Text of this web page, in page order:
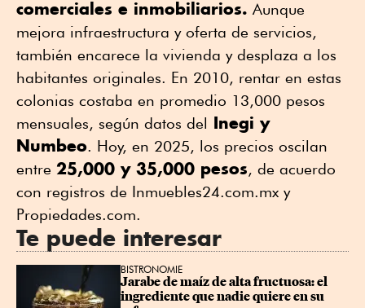
comerciales e inmobiliarios. Aunque
mejora infraestructura y oferta de servicios,
también encarece la vivienda y desplaza a los
habitantes originales. En 2010, rentar en estas
colonias costaba en promedio 13,000 pesos
mensuales, según datos del Inegi y
Numbeo. Hoy, en 2025, los precios oscilan
entre 25,000 y 35,000 pesos, de acuerdo
con registros de Inmuebles24.com.mx y
Propiedades.com.
Te puede interesar
BISTRONOMIE
Jarabe de maíz de alta fructuosa: el
ingrediente que nadie quiere en su